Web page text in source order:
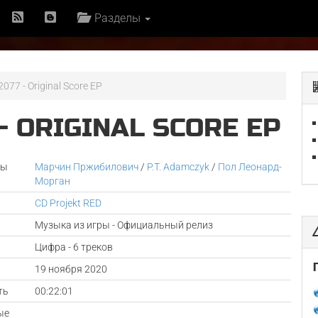
Разделы
- Original Score EP
ORIGINAL SCORE EP
Марчин Пржибилович/ P.T. Adamczyk/ Пол Леонард-
Морган
CD Projekt RED
Музыка из игры - Официальный релиз
Цифра - 6 треков
19 ноября 2020
00:22:01